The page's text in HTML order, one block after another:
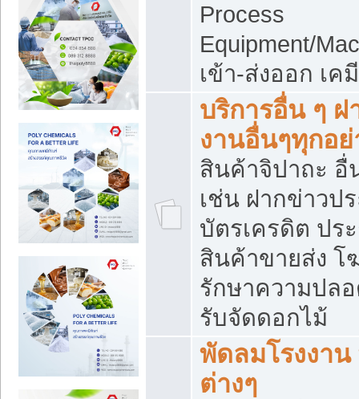
Process
Equipment/
เข้า-ส่งออก เ
บริการอื่น ๆ
งานอื่นๆทุกอ
สินค้าจิปาถะ อื่
เช่น ฝากข่าวป
บัตรเครดิต ปร
สินค้าขายส่ง
รักษาความปล
รับจัดดอกไม้
พัดลมโรงงา
ต่างๆ